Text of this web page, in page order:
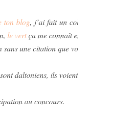
ton blog, j’ai fait un collage
le vertça me connaît en ce
une citation que voici :
daltoniens, ils voient vert
au concours.